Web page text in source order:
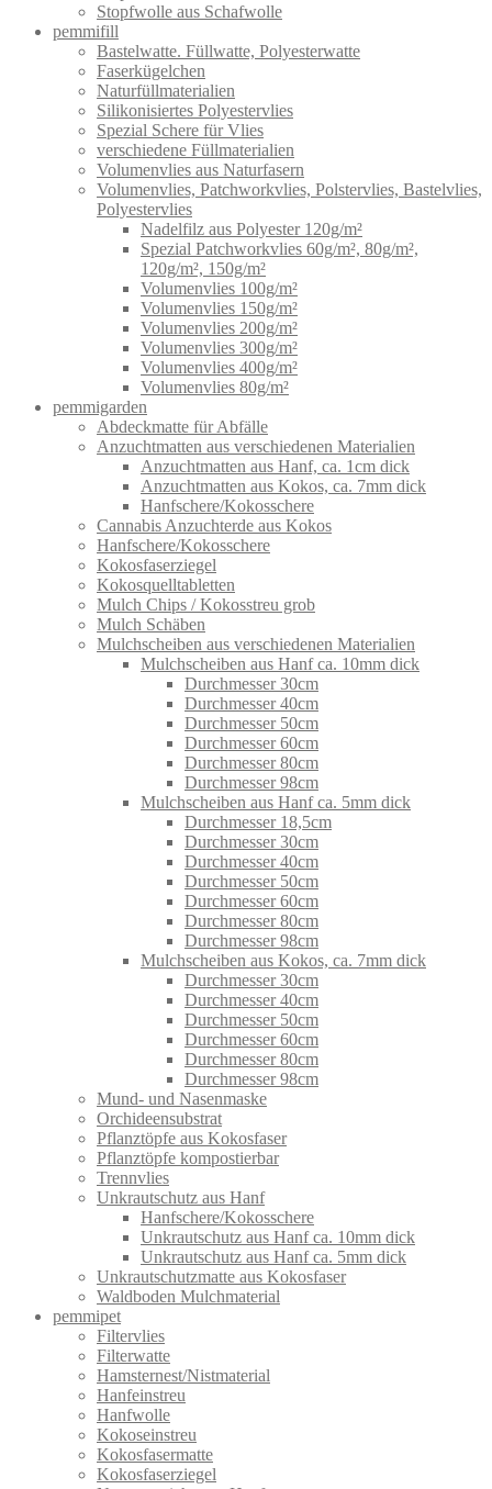
Stopfwolle aus Schafwolle
pemmifill
Bastelwatte. Füllwatte, Polyesterwatte
Faserkügelchen
Naturfüllmaterialien
Silikonisiertes Polyestervlies
Spezial Schere für Vlies
verschiedene Füllmaterialien
Volumenvlies aus Naturfasern
Volumenvlies, Patchworkvlies, Polstervlies, Bastelvlies,
Polyestervlies
Nadelfilz aus Polyester 120g/m²
Spezial Patchworkvlies 60g/m², 80g/m²,
120g/m², 150g/m²
Volumenvlies 100g/m²
Volumenvlies 150g/m²
Volumenvlies 200g/m²
Volumenvlies 300g/m²
Volumenvlies 400g/m²
Volumenvlies 80g/m²
pemmigarden
Abdeckmatte für Abfälle
Anzuchtmatten aus verschiedenen Materialien
Anzuchtmatten aus Hanf, ca. 1cm dick
Anzuchtmatten aus Kokos, ca. 7mm dick
Hanfschere/Kokosschere
Cannabis Anzuchterde aus Kokos
Hanfschere/Kokosschere
Kokosfaserziegel
Kokosquelltabletten
Mulch Chips / Kokosstreu grob
Mulch Schäben
Mulchscheiben aus verschiedenen Materialien
Mulchscheiben aus Hanf ca. 10mm dick
Durchmesser 30cm
Durchmesser 40cm
Durchmesser 50cm
Durchmesser 60cm
Durchmesser 80cm
Durchmesser 98cm
Mulchscheiben aus Hanf ca. 5mm dick
Durchmesser 18,5cm
Durchmesser 30cm
Durchmesser 40cm
Durchmesser 50cm
Durchmesser 60cm
Durchmesser 80cm
Durchmesser 98cm
Mulchscheiben aus Kokos, ca. 7mm dick
Durchmesser 30cm
Durchmesser 40cm
Durchmesser 50cm
Durchmesser 60cm
Durchmesser 80cm
Durchmesser 98cm
Mund- und Nasenmaske
Orchideensubstrat
Pflanztöpfe aus Kokosfaser
Pflanztöpfe kompostierbar
Trennvlies
Unkrautschutz aus Hanf
Hanfschere/Kokosschere
Unkrautschutz aus Hanf ca. 10mm dick
Unkrautschutz aus Hanf ca. 5mm dick
Unkrautschutzmatte aus Kokosfaser
Waldboden Mulchmaterial
pemmipet
Filtervlies
Filterwatte
Hamsternest/Nistmaterial
Hanfeinstreu
Hanfwolle
Kokoseinstreu
Kokosfasermatte
Kokosfaserziegel